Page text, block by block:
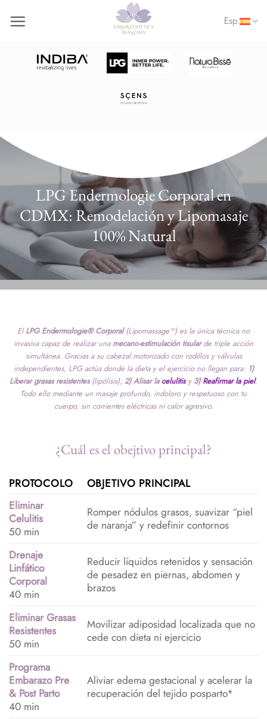
Esp.
LPG Endermologie Corporal en
CDMX: Remodelación y Lipomasaje
100% Natural
ElLPG Endermologie®Corporal(Lipomassage™) es la única técnica no
invasiva capaz de realizar una mecano-estimulación tisularde triple acción
simultánea. Gracias a su cabezal motorizado con rodillos y válvulas
independientes, LPG actúa donde la dieta y el ejercicio no llegan para: 1)
Liberar grasas resistentes(lipólisis), 2) Alisar la celulitisy 3) Reafirmar la piel.
Todo ello mediante un masaje profundo, indoloro y respetuoso con tu
cuerpo, sin corrientes eléctricas ni calor agresivo.
¿Cuál es el obejtivo principal?
PROTOCOLO
OBJETIVO PRINCIPAL
Eliminar
Celulitis
50 min
Romper nódulos grasos, suavizar “piel
de naranja” y redefinir contornos
Drenaje
Linfático
Corporal
40 min
Reducir líquidos retenidos y sensación
de pesadez en piernas, abdomen y
brazos
Eliminar Grasas
Resistentes
50 min
Movilizar adiposidad localizada que no
cede con dieta ni ejercicio
Programa
Embarazo Pre
& Post Parto
40 min
Aliviar edema gestacional y acelerar la
recuperación del tejido posparto*